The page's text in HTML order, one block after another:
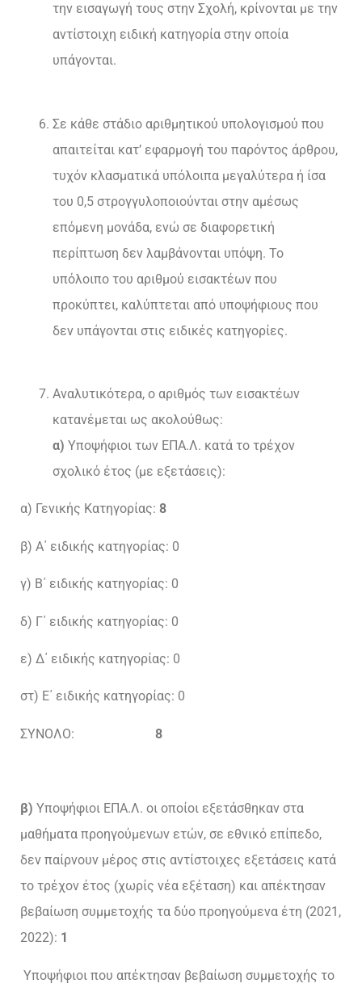
την εισαγωγή τους στην Σχολή, κρίνονται με την
αντίστοιχη ειδική κατηγορία στην οποία
υπάγονται.
Σε κάθε στάδιο αριθμητικού υπολογισμού που
απαιτείται κατ’ εφαρμογή του παρόντος άρθρου,
τυχόν κλασματικά υπόλοιπα μεγαλύτερα ή ίσα
του 0,5 στρογγυλοποιούνται στην αμέσως
επόμενη μονάδα, ενώ σε διαφορετική
περίπτωση δεν λαμβάνονται υπόψη. Το
υπόλοιπο του αριθμού εισακτέων που
προκύπτει, καλύπτεται από υποψήφιους που
δεν υπάγονται στις ειδικές κατηγορίες.
Αναλυτικότερα, ο αριθμός των εισακτέων
κατανέμεται ως ακολούθως:
α) Υποψήφιοι των ΕΠΑ.Λ. κατά το τρέχον
σχολικό έτος (με εξετάσεις):
α) Γενικής Κατηγορίας: 8
β) Α΄ ειδικής κατηγορίας: 0
γ) Β΄ ειδικής κατηγορίας: 0
δ) Γ΄ ειδικής κατηγορίας: 0
ε) Δ΄ ειδικής κατηγορίας: 0
στ) Ε΄ ειδικής κατηγορίας: 0
ΣΥΝΟΛΟ: 8
β) Υποψήφιοι ΕΠΑ.Λ. οι οποίοι εξετάσθηκαν στα
μαθήματα προηγούμενων ετών, σε εθνικό επίπεδο,
δεν παίρνουν μέρος στις αντίστοιχες εξετάσεις κατά
το τρέχον έτος (χωρίς νέα εξέταση) και απέκτησαν
βεβαίωση συμμετοχής τα δύο προηγούμενα έτη (2021,
2022): 1
Υποψήφιοι που απέκτησαν βεβαίωση συμμετοχής το